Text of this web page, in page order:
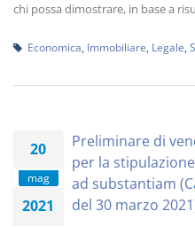
chi possa dimostrare, in base a
Economica Immobiliare Legale
20
mag
2021
Preliminare di
per la
ad substantiam
del 30 marzo